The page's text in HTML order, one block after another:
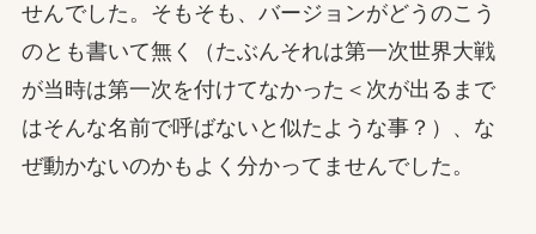
せんでした。そもそも、バージョンがどうのこう
のとも書いて無く（たぶんそれは第一次世界大戦
が当時は第一次を付けてなかった＜次が出るまで
はそんな名前で呼ばないと似たような事？）、な
ぜ動かないのかもよく分かってませんでした。